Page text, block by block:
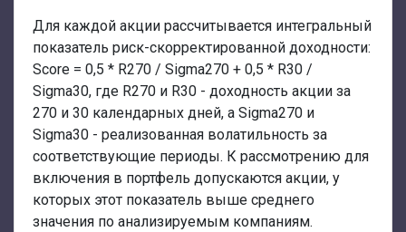
Для каждой акции рассчитывается интегральный
показатель риск-скорректированной доходности:
Score = 0,5 * R270 / Sigma270 + 0,5 * R30 /
Sigma30, где R270 и R30 - доходность акции за
270 и 30 календарных дней, а Sigma270 и
Sigma30 - реализованная волатильность за
соответствующие периоды. К рассмотрению для
включения в портфель допускаются акции, у
которых этот показатель выше среднего
значения по анализируемым компаниям.